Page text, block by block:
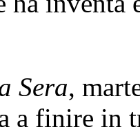
Sera,
a finire in